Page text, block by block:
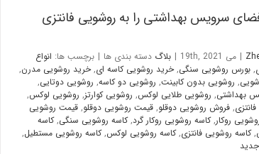
سرویس بهداشتی را به روشویی فانتزی
| می 19th, 2021 | بلاگ دسته بندی ها | برچسب ها: انواع
,بورس روشویی سنگی,خرید روشویی کاسه ای,خرید روشویی مدرن,
, روشویی بدون کابینت, روشویی دو کاسه, روشویی دوتایی,
بهداشتی, روشویی طلایی لوکس, روشویی کوارتز, روشویی لوکس,
,فروش روشویی دوقلو,قیمت روشویی دوقلو,قیمت روشویی
روکار,کاسه روشویی روکار گرد,کاسه روشویی سنگی,کاسه
,کاسه روشویی فانتزی,کاسه روشویی لوکس,کاسه روشویی مستطیل,